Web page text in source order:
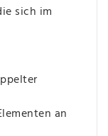
sich im
an